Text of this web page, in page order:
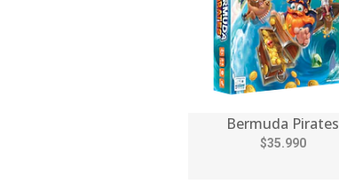
Bermuda Pirates
$35.990